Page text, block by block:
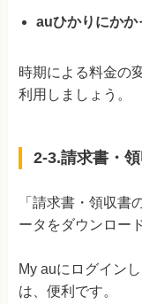
auひかりにかか
時期による料金の
利用しましょう。
2-3.請求書・
「請求書・領収書
ータをダウンロー
My auにログイン
は、便利です。